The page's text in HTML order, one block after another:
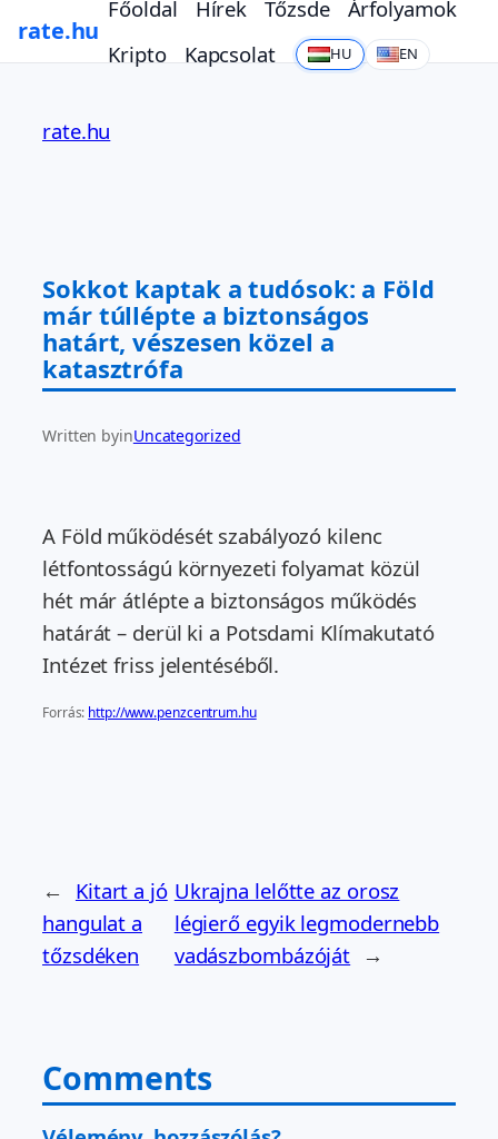
rate.hu
Főoldal Hírek Tőzsde
Árfolyamok
Kripto
Kapcsolat HU EN
tartalomhoz
rate.hu
Sokkot kaptak a tudósok: a Föld
már túllépte a biztonságos
határt, vészesen közel a
katasztrófa
Written byinUncategorized
A Föld működését szabályozó kilenc
létfontosságú környezeti folyamat közül
hét már átlépte a biztonságos működés
határát – derül ki a Potsdami Klímakutató
Intézet friss jelentéséből.
Forrás: http://www.penzcentrum.hu
← Kitart a jó
hangulat a
tőzsdéken
Ukrajna lelőtte az orosz
légierő egyik legmodernebb
vadászbombázóját →
Comments